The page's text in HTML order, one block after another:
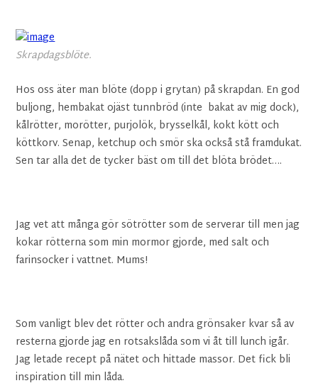
Skrapdagsblöte.
Hos oss äter man blöte (dopp i grytan) på skrapdan. En god
buljong, hembakat ojäst tunnbröd (inte bakat av mig dock),
kålrötter, morötter, purjolök, brysselkål, kokt kött och
köttkorv. Senap, ketchup och smör ska också stå framdukat.
Sen tar alla det de tycker bäst om till det blöta brödet….
Jag vet att många gör sötrötter som de serverar till men jag
kokar rötterna som min mormor gjorde, med salt och
farinsocker i vattnet. Mums!
Som vanligt blev det rötter och andra grönsaker kvar så av
resterna gjorde jag en rotsakslåda som vi åt till lunch igår.
Jag letade recept på nätet och hittade massor. Det fick bli
inspiration till min låda.